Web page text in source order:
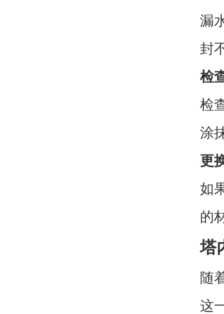
漏
封
检
检
涂
更
如
的
塔
随
这